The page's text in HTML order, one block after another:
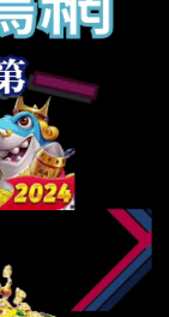
面有著非常立
少皮膚泛
地也如同它
吸收，可以
的姐妹們。
罷。越來越
牌自己的哲學和
向市場、消
能地減少人類
CleanBeauty時